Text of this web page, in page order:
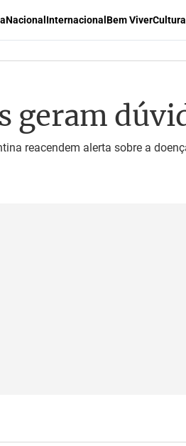
Nacional Internacional Bem ViverCultura
geram
reacendem alerta sobre a